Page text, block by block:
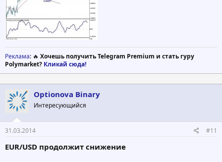
Реклама: 🔥 Хочешь получить Telegram Premium и стать гуру
Polymarket? Кликай сюда!
Optionova Binary
Интересующийся
31.03.2014 #11
EUR/USD продолжит снижение